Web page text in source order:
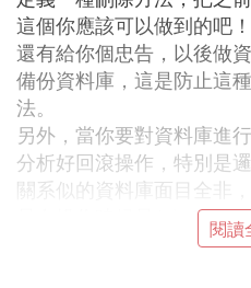
這個你應該可以做到的吧！
還有給你個忠告，以後做
備份資料庫，這是防止這
法。
另外，當你要對資料庫進
分析好回滾操作，特別是
關系似的資料庫面目全非
是在操作時候是1-〉2->3-
候就要進行2->1->4->3這
閱讀